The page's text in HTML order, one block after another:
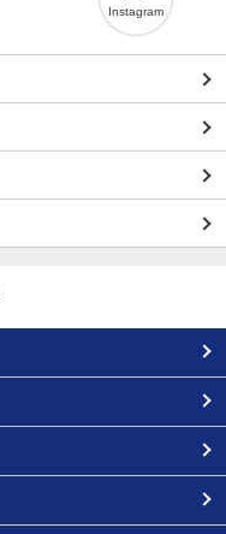
Instagram